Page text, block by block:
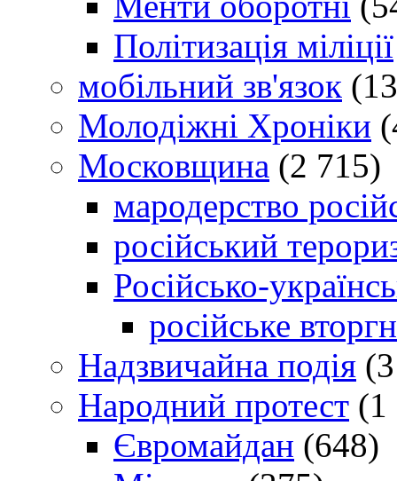
Політизація міліції
мобільний зв'язок
Молодіжні Хроніки
Московщина (2 715)
мародерство
російський
Російсько-
російське
Надзвичайна подія
Народний протест (1
Євромайдан (648)